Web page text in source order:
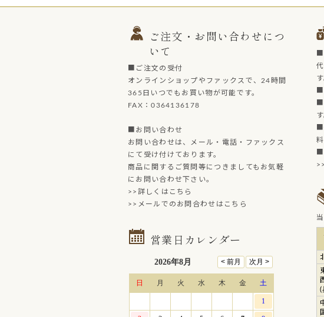
ご注文・お問い合わせにつ
いて
■ご注文の受付
オンラインショップやファックスで、24時間
365日いつでもお買い物が可能です。
FAX：0364136178
■お問い合わせ
お問い合わせは、メール・電話・ファックス
にて受け付けております。
商品に関するご質問等につきましてもお気軽
にお問い合わせ下さい。
>>詳しくはこちら
>>メールでのお問合わせはこちら
営業日カレンダー
す
す
(